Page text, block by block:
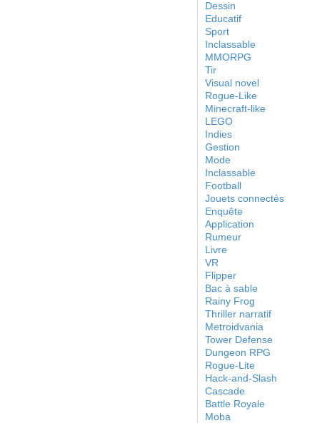
Dessin
Educatif
Sport
Inclassable
MMORPG
Tir
Visual novel
Rogue-Like
Minecraft-like
LEGO
Indies
Gestion
Mode
Inclassable
Football
Jouets connectés
Enquête
Application
Rumeur
Livre
VR
Flipper
Bac à sable
Rainy Frog
Thriller narratif
Metroidvania
Tower Defense
Dungeon RPG
Rogue-Lite
Hack-and-Slash
Cascade
Battle Royale
Moba